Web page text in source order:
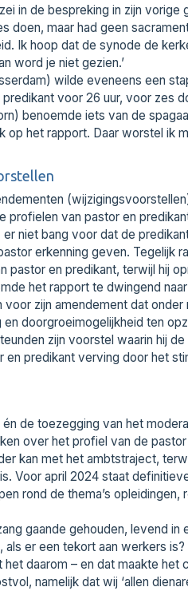
in de bespreking in zijn
doen, maar had geen
Ik hoop dat de synode de
word je niet gezien.’
wilde eveneens een
voor 26 uur, voor zes
benoemde iets van de
op het rapport. Daar worstel ik
profielen van pastor en
er niet bang voor dat de
erkenning geven. Tegelijk
pastor en predikant, terwijl hij
het rapport te dwingend
zijn amendement dat
doorgroeimogelijkheid ten
zijn voorstel waarin hij
en predikant verving door het
de toezegging van het
over het profiel van de
kan met het ambtstraject,
Voor april 2024 staat
rond de thema’s
gaande gehouden, levend
er een tekort aan werkers
het daarom – en dat maakte
namelijk dat wij ‘allen